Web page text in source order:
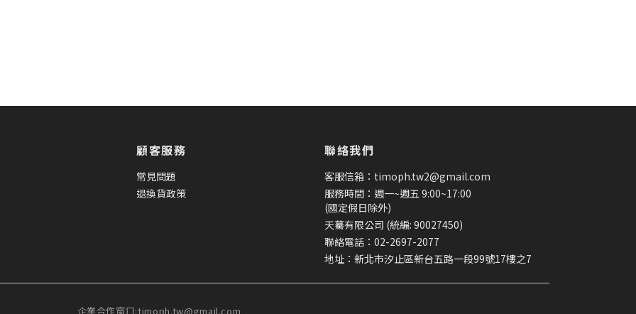
顧客服務
常見問題
退換貨政策
聯絡我們
客服信箱：timoph.tw2@gmail.com
服務時間：週一~週五 9:00~17:00
(國定假日除外)
天驀有限公司 (統編: 90027450)
聯絡電話：02-2697-2077
地址：新北市汐止區新台五路一段99號17樓之7
企業合作窗口:timoph.tw@gmail.com